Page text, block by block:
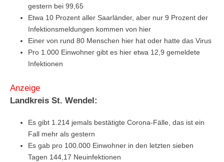
gestern bei 99,65
Etwa 10 Prozent aller Saarländer, aber nur 9 Prozent der
Infektionsmeldungen kommen von hier
Einer von rund 80 Menschen hier hat oder hatte das Virus
Pro 1.000 Einwohner gibt es hier etwa 12,9 gemeldete
Infektionen
Anzeige
Landkreis St. Wendel:
Es gibt 1.214 jemals bestätigte Corona-Fälle, das ist ein
Fall mehr als gestern
Es gab pro 100.000 Einwohner in den letzten sieben
Tagen 144,17 Neuinfektionen